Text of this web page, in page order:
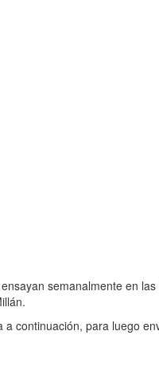
semanalmente en
continuación, para luego